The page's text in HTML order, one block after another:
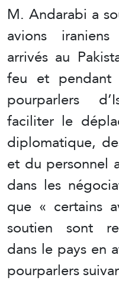
M. Andarabi a
avions
arrivés au
feu et
pourparlers
faciliter le
diplomatique,
et du personnel
dans les
que « certains
soutien sont
dans le pays en
pourparlers